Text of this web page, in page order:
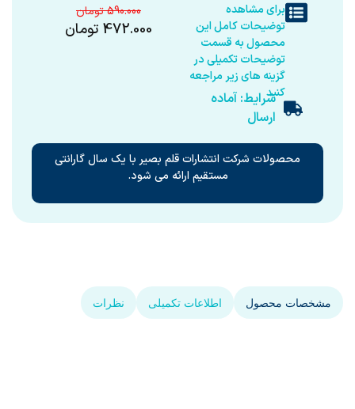
برای مشاهده
توضیحات کامل این
محصول به قسمت
توضیحات تکمیلی در
گزینه های زیر مراجعه
کنیدشرایط: آماده
ارسال
590.000
472.000 تومان
محصولات شرکت انتشارات قلم بصیر با یک سال گارانتی
مستقیم ارائه می شود.
مشخصات محصول اطلاعات تکمیلی نظرات